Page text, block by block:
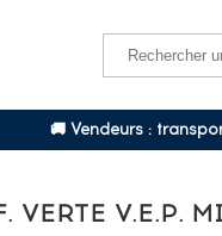
🚚 Vendeurs :
VERTE V.E.P.